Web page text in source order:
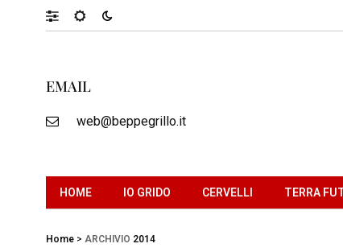
EMAIL
web@beppegrillo.it
HOME IO GRIDO CERVELLI TERRA
Home > ARCHIVIO 2014